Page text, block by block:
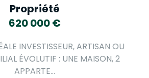
Propriété
620 000€
INVESTISSEUR, ARTISAN OU
ÉVOLUTIF : UNE MAISON, 2
APPARTE...